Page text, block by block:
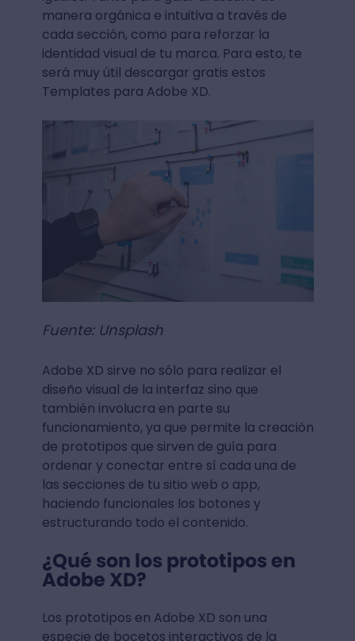
manera orgánica e intuitiva a través de
cada sección, como para reforzar la
identidad visual de tu marca. Para esto, te
será muy útil descargar gratis estos
Templates para Adobe XD.
Fuente: Unsplash
Adobe XD sirve no sólo para realizar el
diseño visual de la interfaz sino que
también involucra en parte su
funcionamiento, ya que permite la creación
de prototipos que sirven de guía para
ordenar y conectar entre sí cada una de
las secciones de tu sitio web o app,
haciendo funcionales los botones y
estructurando todo el contenido.
¿Qué son los prototipos en
Adobe XD?
Los prototipos en Adobe XD son una
especie de bocetos interactivos de la